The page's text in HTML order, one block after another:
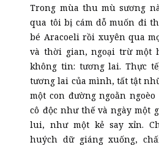
Trong mùa thu mù sương
qua tôi bị cám dỗ muốn đi
bé Aracoeli rồi xuyên qua
và thời gian, ngoại trừ một
không tin: tương lai. Thực
tương lai của mình, tất tật
một con đường ngoằn
cô độc như thế và ngày một
lui, như một kẻ say xỉn.
huých dữ giáng xuống,